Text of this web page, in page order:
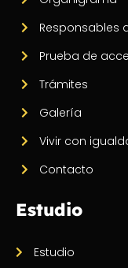
Responsables
Prueba de
Trámites
Galería
Vivir con
Contacto
Estudio
Estudio